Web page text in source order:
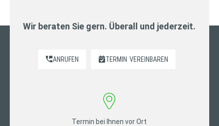
Wir beraten Sie gern. Überall und jederzeit.
ANRUFEN TERMIN VEREINBAREN
Termin bei Ihnen vor Ort